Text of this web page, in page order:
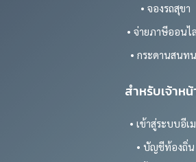
• จองรถสุขา
• จ่ายภาษีออนไ
• กระดานสนท
สำหรับเจ้าห
• เข้าสู่ระบบอีเ
• บัญชีท้องถิ่น